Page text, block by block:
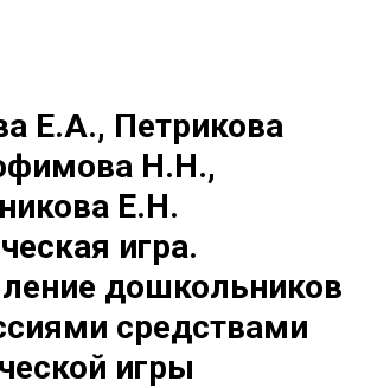
Е.А., Петрикова
Н.Н.,
Е.Н.
игра.
дошкольников
средствами
игры